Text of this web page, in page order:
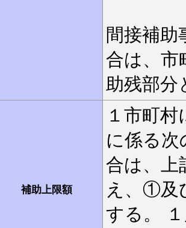
間接補助
合は、市
助残部分
補助上限額
１市町
に係る
合は、上
え、①及
する。